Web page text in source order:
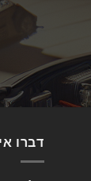
דברו